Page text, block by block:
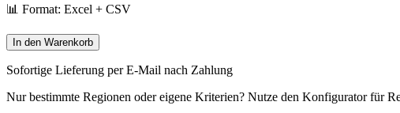
📊 Format: Excel + CSV
In den Warenkorb
Sofortige Lieferung per E-Mail nach Zahlung
Nur bestimmte Regionen oder eigene Kriterien? Nutze den Konfigurator für